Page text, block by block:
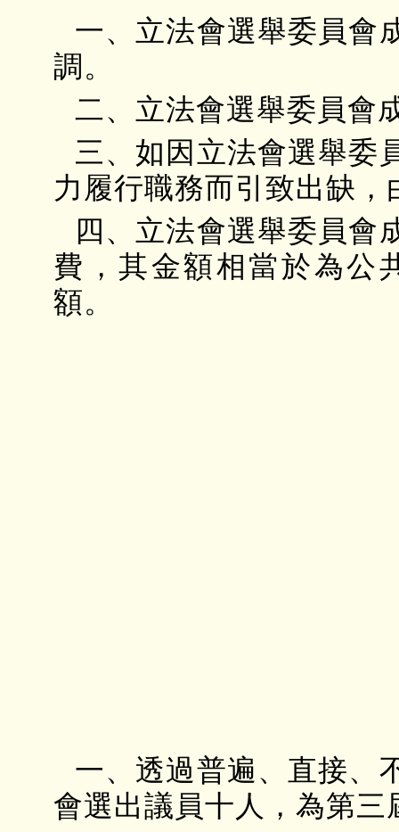
一、立法會選舉委員會
調。
二、立法會選舉委員會
三、如因立法會選舉委
力履行職務而引致出缺
四、立法會選舉委員會
費，其金額相當於為公
額。
一、透過普遍、直接、
會選出議員十人，為第